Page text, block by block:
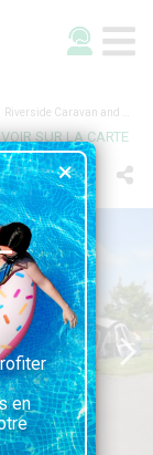
Riverside Caravan and Camping Park
VOIR SUR LA CARTE
en